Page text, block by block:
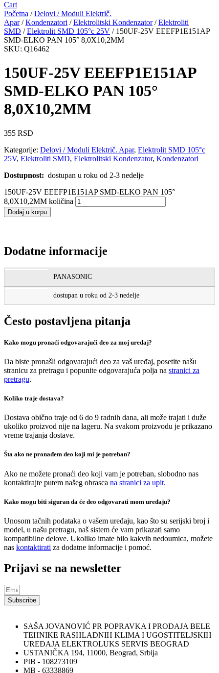
Cart
Početna /Delovi / Moduli Električ.
Apar/Kondenzatori /Elektrolitski Kondenzator/Elektroliti
SMD /Elektrolit SMD 105°c 25V / 150UF-25V EEEFP1E151AP
SMD-ELKO PAN 105° 8,0X10,2MM
SKU: Q16462
150UF-25V EEEFP1E151AP
SMD-ELKO PAN 105°
8,0X10,2MM
355 RSD
Kategorije: Delovi / Moduli Električ. Apar, Elektrolit SMD 105°c
25V, Elektroliti SMD, Elektrolitski Kondenzator, Kondenzatori
Dostupnost: dostupan u roku od 2-3 nedelje
150UF-25V EEEFP1E151AP SMD-ELKO PAN 105°
8,0X10,2MM količina
Dodaj u korpu
Dodatne informacije
PANASONIC
dostupan u roku od 2-3 nedelje
Često postavljena pitanja
Kako mogu pronaći odgovarajući deo za moj uređaj?
Da biste pronašli odgovarajući deo za vaš uređaj, posetite našu
stranicu za pretragu i popunite odgovarajuća polja na stranici za
pretragu.
Koliko traje dostava?
Dostava obično traje od 6 do 9 radnih dana, ali može trajati i duže
ukoliko proizvod nije na lageru. Na svakom proizvodu je prikazano
vreme trajanja dostave.
Šta ako ne pronađem deo koji mi je potreban?
Ako ne možete pronaći deo koji vam je potreban, slobodno nas
kontaktirajte putem našeg obrasca na stranici za upit.
Kako mogu biti siguran da će deo odgovarati mom uređaju?
Unosom tačnih podataka o vašem uređaju, kao što su serijski broj i
model, u našu pretragu, naš sistem će vam prikazati samo
kompatibilne delove. Ukoliko imate bilo kakvih nedoumica, možete
nas kontaktirati za dodatne informacije i pomoć.
Prijavi se na newsletter
Subscribe
SAŠA JOVANOVIĆ PR POPRAVKA I PRODAJA BELE
TEHNIKE RASHLADNIH KLIMA I UGOSTITELJSKIH
UREĐAJA ELEKTROLUKS SERVIS BEOGRAD
USTANIČKA 194, 11000, Beograd, Srbija
PIB - 108273109
MB - 63338869